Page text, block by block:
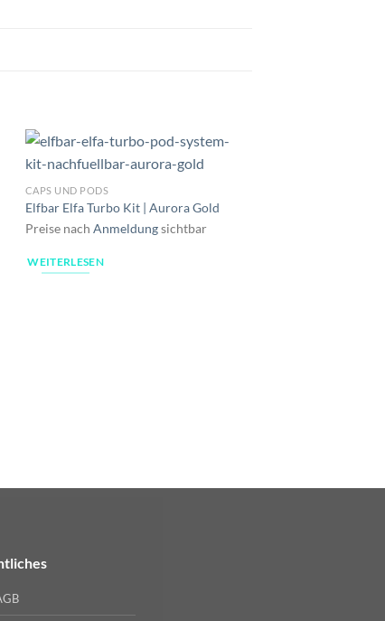
CAPS UND PODS
Elfbar Elfa Turbo Kit | Aurora Gold
Preise nach Anmeldungsichtbar
WEITERLESEN